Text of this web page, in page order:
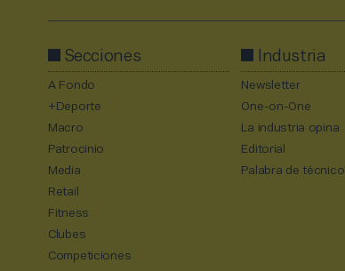
Secciones
A Fondo
+Deporte
Macro
Patrocinio
Media
Retail
Fitness
Clubes
Competiciones
Industria
Newsletter
One-on-One
La industria opina
Editorial
Palabra de técnico